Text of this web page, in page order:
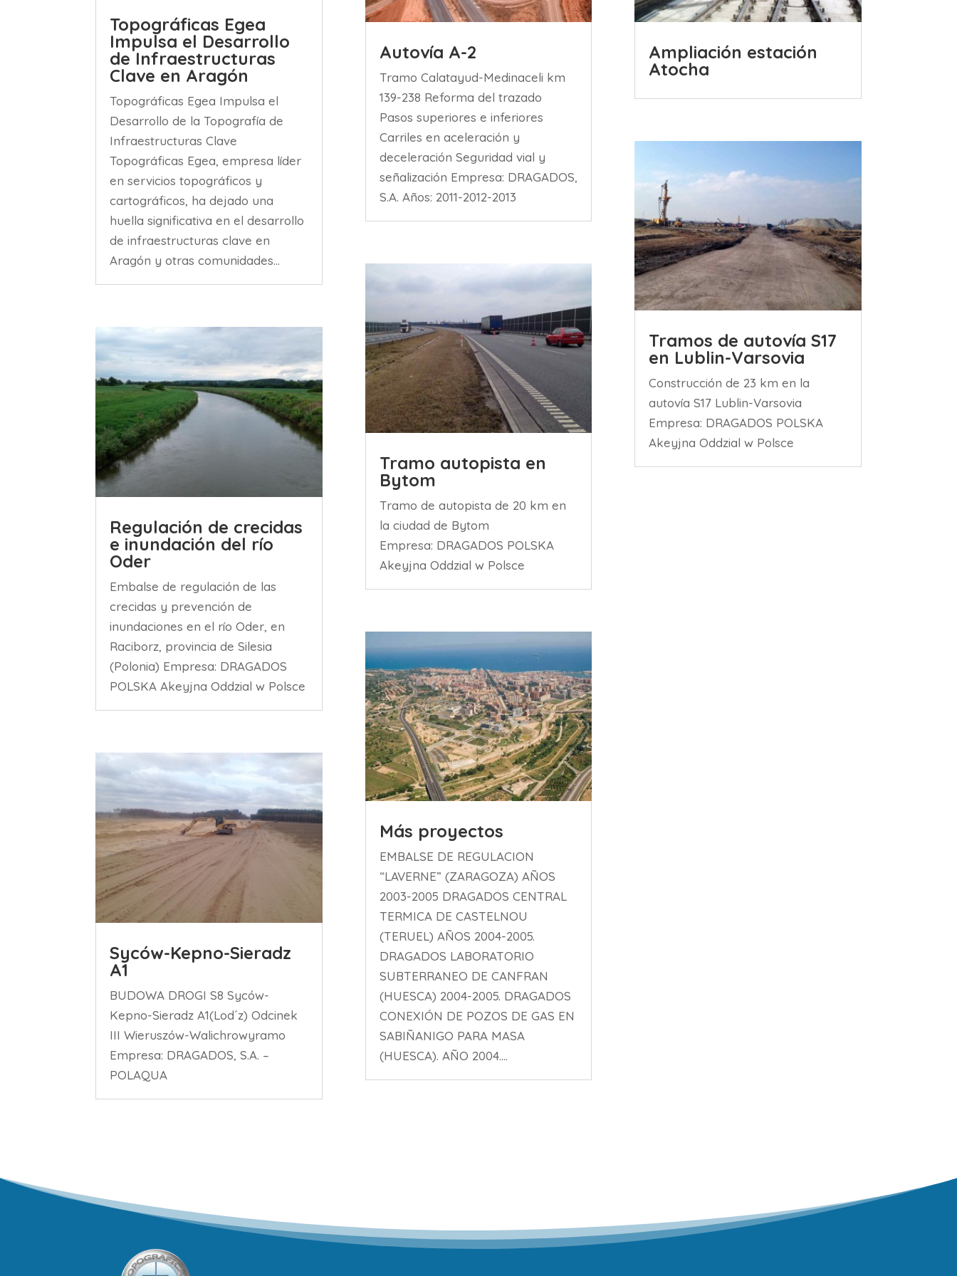
Topográficas Egea
Impulsa el Desarrollo
de Infraestructuras
Clave en Aragón
Topográficas Egea Impulsa el
Desarrollo de la Topografía de
Infraestructuras Clave
Topográficas Egea, empresa líder
en servicios topográficos y
cartográficos, ha dejado una
huella significativa en el desarrollo
de infraestructuras clave en
Aragón y otras comunidades...
Regulación de crecidas
e inundación del río
Oder
Embalse de regulación de las
crecidas y prevención de
inundaciones en el río Oder, en
Raciborz, provincia de Silesia
(Polonia) Empresa: DRAGADOS
POLSKA Akeyjna Oddzial w Polsce
Syców-Kepno-Sieradz
A1
BUDOWA DROGI S8 Syców-
Kepno-Sieradz A1(Lod´z) Odcinek
III Wieruszów-Walichrowyramo
Empresa: DRAGADOS, S.A. –
POLAQUA
Autovía A-2
Tramo Calatayud-Medinaceli km
139-238 Reforma del trazado
Pasos superiores e inferiores
Carriles en aceleración y
deceleración Seguridad vial y
señalización Empresa: DRAGADOS,
S.A. Años: 2011-2012-2013
Tramo autopista en
Bytom
Tramo de autopista de 20 km en
la ciudad de Bytom
Empresa: DRAGADOS POLSKA
Akeyjna Oddzial w Polsce
Más proyectos
EMBALSE DE REGULACION
“LAVERNE” (ZARAGOZA) AÑOS
2003-2005 DRAGADOS CENTRAL
TERMICA DE CASTELNOU
(TERUEL) AÑOS 2004-2005.
DRAGADOS LABORATORIO
SUBTERRANEO DE CANFRAN
(HUESCA) 2004-2005. DRAGADOS
CONEXIÓN DE POZOS DE GAS EN
SABIÑANIGO PARA MASA
(HUESCA). AÑO 2004....
Ampliación estación
Atocha
Tramos de autovía S17
en Lublin-Varsovia
Construcción de 23 km en la
autovía S17 Lublin-Varsovia
Empresa: DRAGADOS POLSKA
Akeyjna Oddzial w Polsce